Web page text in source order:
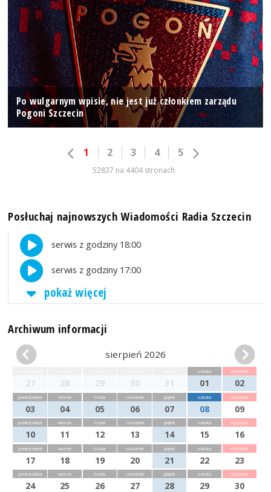
Po wulgarnym wpisie, nie jest już członkiem zarządu
Pogoni Szczecin
1 2 3 4 5
52837 na 4404 stronach
Posłuchaj najnowszych Wiadomości Radia Szczecin
serwis z godziny 18:00
serwis z godziny 17:00
pokaż więcej
Archiwum informacji
sierpień 2026
27 28 29 30 31
sobota
01
niedziela
02
poniedziałek
03
wtorek
04
środa
05
czwartek
06
piątek
07
sobota
08
niedziela
09
poniedziałek
10
wtorek
11
środa
12
czwartek
13
piątek
14
sobota
15
niedziela
16
poniedziałek
17
wtorek
18
środa
19
czwartek
20
piątek
21
sobota
22
niedziela
23
poniedziałek
24
wtorek
25
środa
26
czwartek
27
piątek
28
sobota
29
niedziela
30